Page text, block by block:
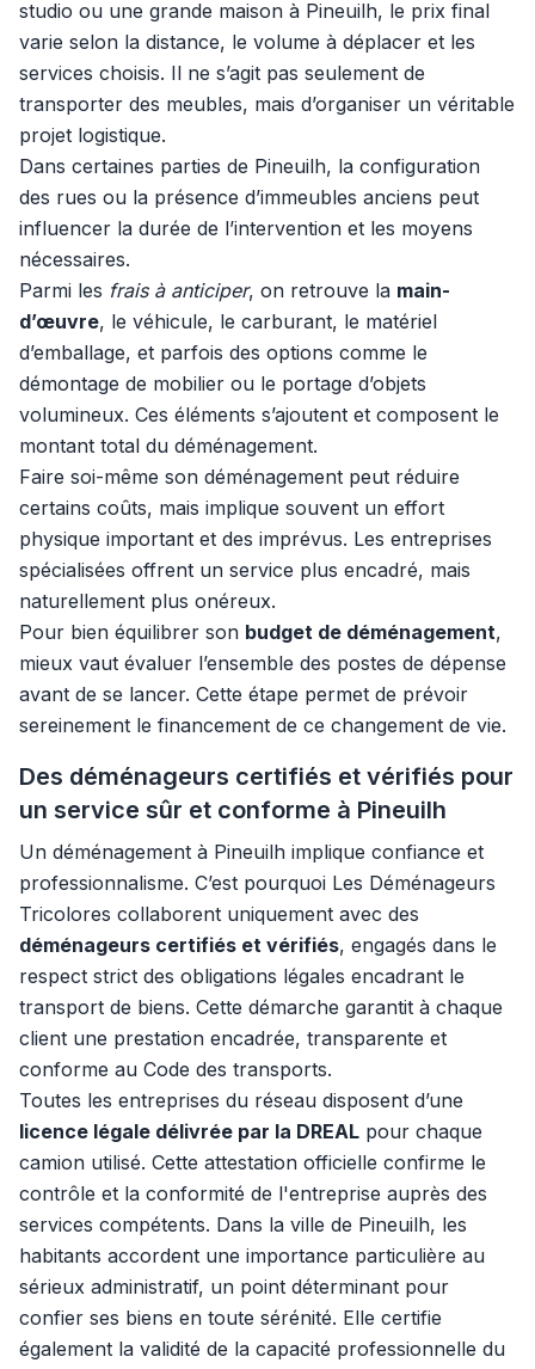
studio ou une grande maison à Pineuilh, le prix final
varie selon la distance, le volume à déplacer et les
services choisis. Il ne s’agit pas seulement de
transporter des meubles, mais d’organiser un véritable
projet logistique.
Dans certaines parties de Pineuilh, la configuration
des rues ou la présence d’immeubles anciens peut
influencer la durée de l’intervention et les moyens
nécessaires.
Parmi les frais à anticiper, on retrouve la main-
d’œuvre, le véhicule, le carburant, le matériel
d’emballage, et parfois des options comme le
démontage de mobilier ou le portage d’objets
volumineux. Ces éléments s’ajoutent et composent le
montant total du déménagement.
Faire soi-même son déménagement peut réduire
certains coûts, mais implique souvent un effort
physique important et des imprévus. Les entreprises
spécialisées offrent un service plus encadré, mais
naturellement plus onéreux.
Pour bien équilibrer son budget de déménagement,
mieux vaut évaluer l’ensemble des postes de dépense
avant de se lancer. Cette étape permet de prévoir
sereinement le financement de ce changement de vie.
Des déménageurs certifiés et vérifiés pour
un service sûr et conforme à Pineuilh
Un déménagement à Pineuilh implique confiance et
professionnalisme. C’est pourquoi Les Déménageurs
Tricolores collaborent uniquement avec des
déménageurs certifiés et vérifiés, engagés dans le
respect strict des obligations légales encadrant le
transport de biens. Cette démarche garantit à chaque
client une prestation encadrée, transparente et
conforme au Code des transports.
Toutes les entreprises du réseau disposent d’une
licence légale délivrée par la DREAL pour chaque
camion utilisé. Cette attestation officielle confirme le
contrôle et la conformité de l'entreprise auprès des
services compétents. Dans la ville de Pineuilh, les
habitants accordent une importance particulière au
sérieux administratif, un point déterminant pour
confier ses biens en toute sérénité. Elle certifie
également la validité de la capacité professionnelle du